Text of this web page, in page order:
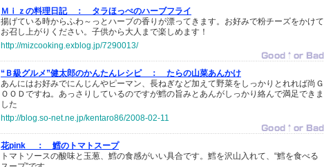
Ｍｉｚの料理日記 ：
タラほっぺのハーブフライ
揚げている時からふわ～っとハーブの香りが漂ってきます。お好みで粉チーズをかけて
お召し上がりください。子供から大人まで楽しめます！
http://mizcooking.exblog.jp/7290013/
“Ｂ級グルメ”健太郎のかんたんレシピ ：
たらの山菜あんかけ
あんにはお好みでにんじんやピーマン、長ねぎなど加えて野菜をしっかりとれれば尚Ｇ
ＯＯＤですね。あっさりしているのですが鱈の旨みとあんがしっかり絡んで満足できま
した
http://blog.so-net.ne.jp/kentaro86/2008-02-11
花pink ：
鱈のトマトスープ
トマトソースの酸味と玉葱、鱈の食感がいい具合です。鱈を沢山入れて、“鱈を食べる